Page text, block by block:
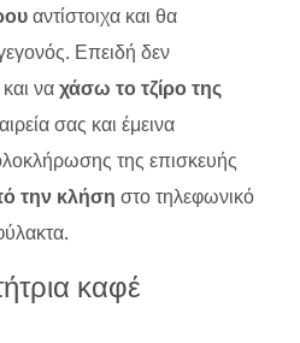
αντίστοιχα και θα
Επειδή δεν
ναχάσω το τζίρο της
σας και έμεινα
της επισκευής
την κλήση στο τηλεφωνικό
καφέ